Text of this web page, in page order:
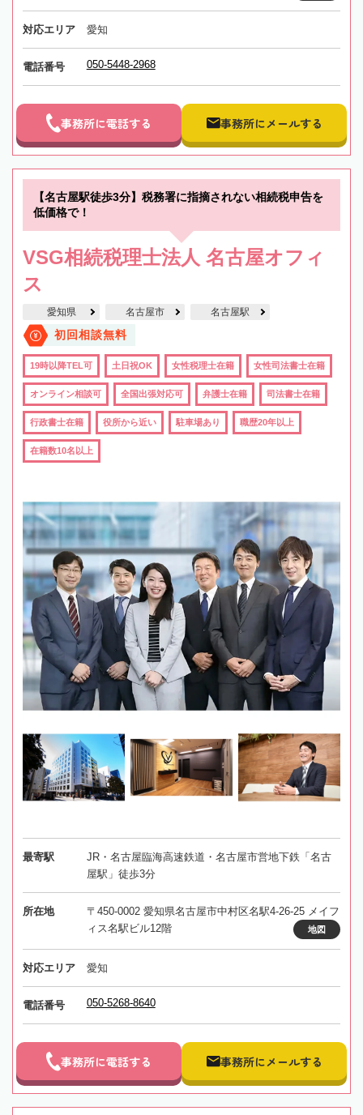
対応エリア 愛知
電話番号 050-5448-2968
事務所に電話する 事務所にメールする
【名古屋駅徒歩3分】税務署に指摘されない相続税申告を
低価格で！
VSG相続税理士法人 名古屋オフィ
ス
愛知県 名古屋市 名古屋駅
初回相談無料
19時以降TEL可 土日祝OK 女性税理士在籍 女性司法書士在籍
オンライン相談可 全国出張対応可 弁護士在籍 司法書士在籍
行政書士在籍 役所から近い 駐車場あり 職歴20年以上
在籍数10名以上
最寄駅
JR・名古屋臨海高速鉄道・名古屋市営地下鉄「名古
屋駅」徒歩3分
所在地
〒450-0002 愛知県名古屋市中村区名駅4-26-25 メイフ
ィス名駅ビル12階
地図
対応エリア 愛知
電話番号 050-5268-8640
事務所に電話する 事務所にメールする